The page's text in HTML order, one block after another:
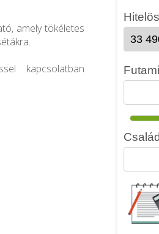
amely tökéletes
kapcsolatban